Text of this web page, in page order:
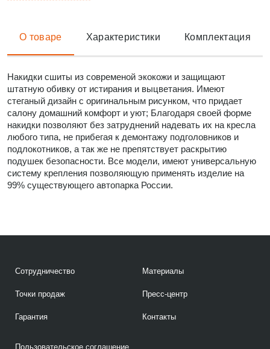
О товаре Характеристики Комплектация
Накидки сшиты из современой экокожи и защищают
штатную обивку от истирания и выцветания. Имеют
стеганый дизайн с оригинальным рисунком, что придает
салону домашний комфорт и уют; Благодаря своей форме
накидки позволяют без затруднений надевать их на кресла
любого типа, не прибегая к демонтажу подголовников и
подлокотников, а так же не препятствует раскрытию
подушек безопасности. Все модели, имеют универсальную
систему крепления позволяющую применять изделие на
99% существующего автопарка России.
Сотрудничество
Точки продаж
Гарантия
Материалы
Пресс-центр
Контакты
Пользовательское соглашение